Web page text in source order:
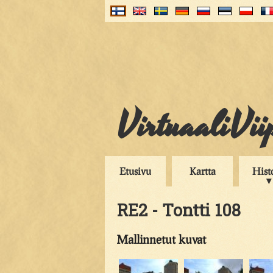
Etusivu Kartta
RE2 - Tontti 108
Mallinnetut kuvat